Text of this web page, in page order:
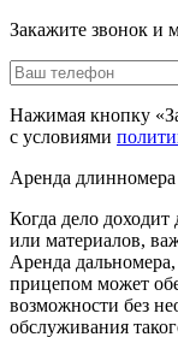
Закажите звонок и
Нажимая кнопку
с условиями
Аренда длинномера
Когда дело
или материалов,
Аренда
прицепом может
возможности без
обслуживания